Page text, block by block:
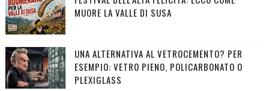
MUORE LA VALLE DI SUSA
UNA ALTERNATIVA AL VETROCEMENTO? PER
ESEMPIO: VETRO PIENO, POLICARBONATO O
PLEXIGLASS